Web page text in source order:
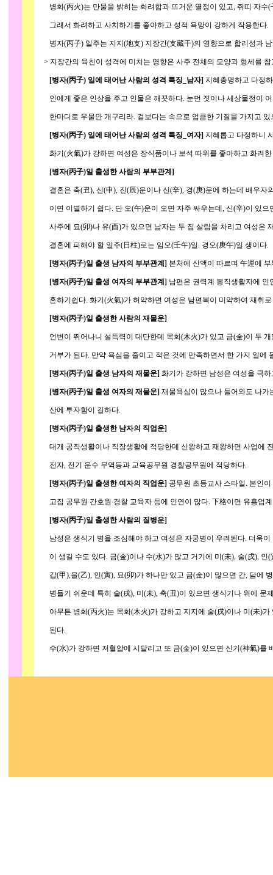
병화(丙火)는 만물을 밝히는 화려함과 뜨거운 열정이 있고, 쥐띠 자수(
그래서 화려하고 사치하기를 좋아하고 성적 욕망이 강하게 작용한다.
병자(丙子) 일주는 지지(地支) 지장간(支藏干)의 영향으로 합리성과 남
> 지장간의 육친이 성격에 미치는 영향은 사주 전체의 모양과 형세를
[병자(丙子) 일에 태어난 사람의 성격 특징_남자] 지혜총명하고 다정
인에게 좋은 인상을 주고 인물은 깨끗하다. 눈먼 짓이나 세상물정이 어
한마디로 우물안 개구리라. 겉보다는 속으로 엄큼한 기질을 가지고 있
[병자(丙子) 일에 태어난 사람의 성격 특징_여자] 지혜롭고 다정하니
화기(火氣)가 강하면 여성은 장식품이나 보석 따위를 좋아하고 화려한
[병자(丙子)일 출생한 사람의 부부관계]
결혼은 축(丑), 신(申), 진(辰)운이나 신(辛), 경(庚)운에 하는데 배우자
이면 이별하기 쉽다. 단 오(午)운이 오면 자주 싸우는데, 신(辛)이 있으
사주에 묘(卯)나 유(酉)가 있으면 남자는 두 집 살림을 차리고 여성은
결혼에 피해야 할 일주(日柱)로는 임오(壬午)일. 경오(庚午)일 생이다.
[병자(丙子)일 출생 남자의 부부관계] 본처에 신액이 따르며 午運에
[병자(丙子)일 출생 여자의 부부관계] 남편은 권력계 봉직생활자에
혼하기쉽다. 화기(火氣)가 허약하면 여성은 남편복이 미약하여 재취로
[병자(丙子)일 출생한 사람의 재물운]
언변이 뛰어나니 설득력이 대단한데 목화(木火)가 있고 금(金)이 두 개
거부가 된다. 만약 욕심을 줄이고 적은 것에 만족하면서 한 가지 일에
[병자(丙子)일 출생 남자의 재물운] 화기가 강하면 남성은 여성을 극
[병자(丙子)일 출생 여자의 재물운] 재물욕심이 많으나 들어와도 나가
산에 투자함이 길하다.
[병자(丙子)일 출생한 남자의 직업운]
대개 공직생활이나 직장생활에 적당한데 신왕하고 재왕하면 사업에
전자, 전기 운수 무역등과 교육공무원 경찰공무원에 적당하다.
[병자(丙子)일 출생한 여자의 직업운] 공무원 초등교사 스타일. 본인
고집 공무원 간호원 경찰 교육자 등에 인연이 많다. 下格이면 유흥업계
[병자(丙子)일 출생한 사람의 질병운]
남성은 생식기 병을 조심해야 하고 여성은 자궁병이 우려된다. 더욱이
이 생길 수도 있다. 금(金)이나 수(水)가 많고 거기에 미(未), 술(戌), 인(
갑(甲),을(乙), 인(寅), 묘(卯)가 하나만 있고 금(金)이 많으면 간, 담에
병들기 쉬운데 특히 술(戌), 미(未), 축(丑)이 있으면 생식기나 위에 문
아무튼 병화(丙火)는 목화(木火)가 강하고 지지에 술(戌)이나 미(未)가
된다.
수(水)가 강하면 저혈압에 시달리고 또 금(金)이 있으면 신기(神氣)를